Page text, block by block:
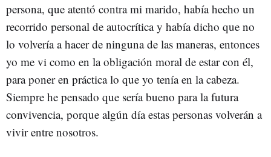
persona, que atentó contra mi marido, había hecho un
recorrido personal de autocrítica y había dicho que no
lo volvería a hacer de ninguna de las maneras, entonces
yo me vi como en la obligación moral de estar con él,
para poner en práctica lo que yo tenía en la cabeza.
Siempre he pensado que sería bueno para la futura
convivencia, porque algún día estas personas volverán a
vivir entre nosotros.